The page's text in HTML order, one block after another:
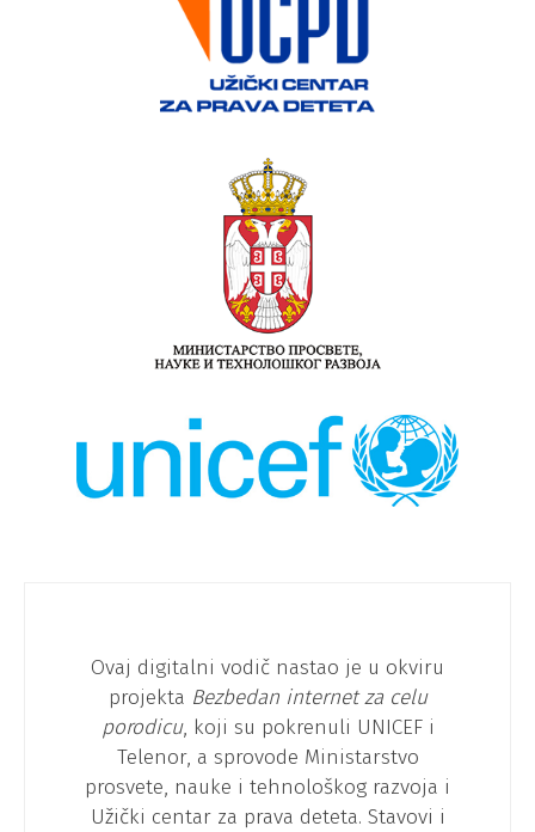
Ovaj digitalni vodič nastao je u okviru
projekta Bezbedan internet za celu
porodicu, koji su pokrenuli UNICEF i
Telenor, a sprovode Ministarstvo
prosvete, nauke i tehnološkog razvoja i
Užički centar za prava deteta. Stavovi i